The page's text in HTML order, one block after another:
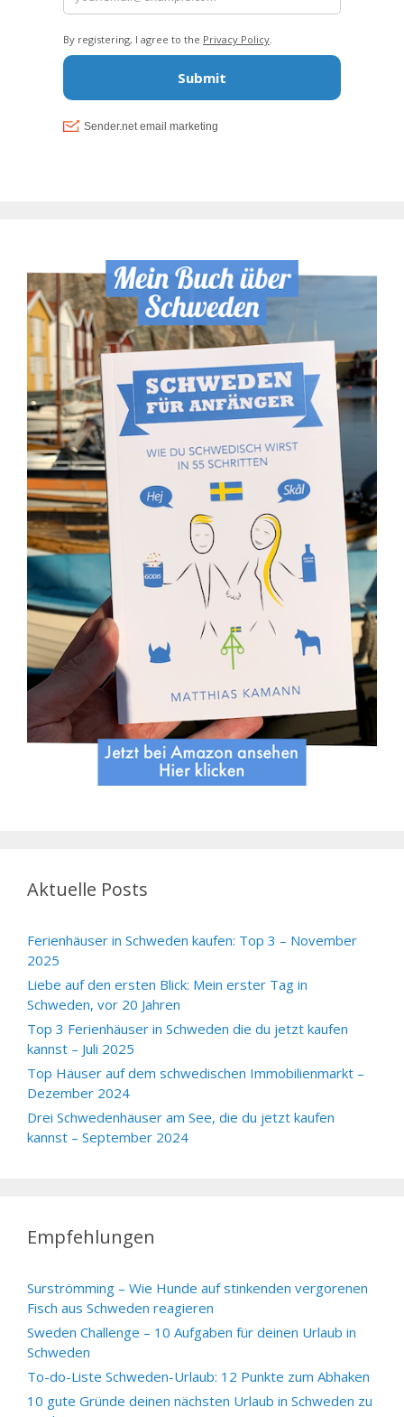
Aktuelle Posts
Ferienhäuser in Schweden kaufen: Top 3 – November
2025
Liebe auf den ersten Blick: Mein erster Tag in
Schweden, vor 20 Jahren
Top 3 Ferienhäuser in Schweden die du jetzt kaufen
kannst – Juli 2025
Top Häuser auf dem schwedischen Immobilienmarkt –
Dezember 2024
Drei Schwedenhäuser am See, die du jetzt kaufen
kannst – September 2024
Empfehlungen
Surströmming – Wie Hunde auf stinkenden vergorenen
Fisch aus Schweden reagieren
Sweden Challenge – 10 Aufgaben für deinen Urlaub in
Schweden
To-do-Liste Schweden-Urlaub: 12 Punkte zum Abhaken
10 gute Gründe deinen nächsten Urlaub in Schweden zu